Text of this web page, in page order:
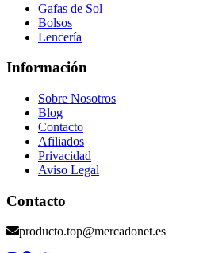
Gafas de Sol
Bolsos
Lencería
Información
Sobre Nosotros
Blog
Contacto
Afiliados
Privacidad
Aviso Legal
Contacto
producto.top@mercadonet.es